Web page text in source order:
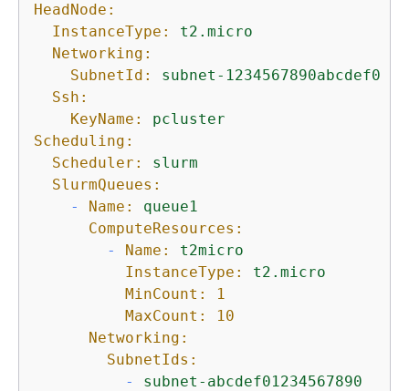
HeadNode:
InstanceType:
t2.micro
Networking:
SubnetId:
subnet-1234567890abcdef0
Ssh:
KeyName:
pcluster
Scheduling:
Scheduler:
slurm
SlurmQueues:
-
Name:
queue1
ComputeResources:
-
Name:
t2micro
InstanceType:
t2.micro
MinCount:
1
MaxCount:
10
Networking:
SubnetIds:
-
subnet-abcdef01234567890